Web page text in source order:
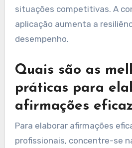
criar afirmações
com seus objetivos, focando
motivadora e construtiva. A
essa estrutura, permitindo
adaptem seu diálogo interno
situações competitivas. A
aplicação aumenta a
desempenho.